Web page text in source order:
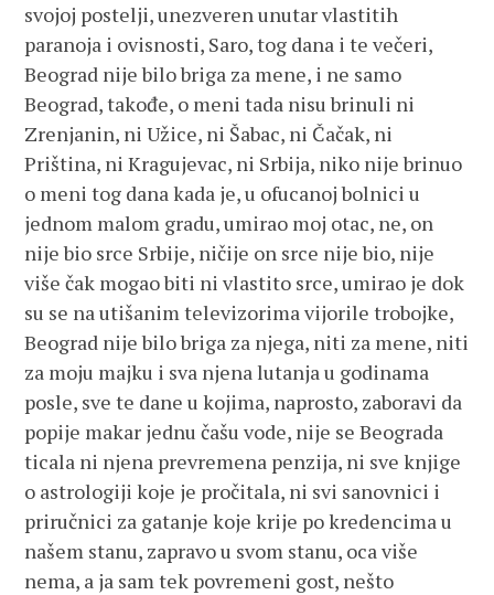
svojoj postelji, unezveren unutar vlastitih
paranoja i ovisnosti, Saro, tog dana i te večeri,
Beograd nije bilo briga za mene, i ne samo
Beograd, takođe, o meni tada nisu brinuli ni
Zrenjanin, ni Užice, ni Šabac, ni Čačak, ni
Priština, ni Kragujevac, ni Srbija, niko nije brinuo
o meni tog dana kada je, u ofucanoj bolnici u
jednom malom gradu, umirao moj otac, ne, on
nije bio srce Srbije, ničije on srce nije bio, nije
više čak mogao biti ni vlastito srce, umirao je dok
su se na utišanim televizorima vijorile trobojke,
Beograd nije bilo briga za njega, niti za mene, niti
za moju majku i sva njena lutanja u godinama
posle, sve te dane u kojima, naprosto, zaboravi da
popije makar jednu čašu vode, nije se Beograda
ticala ni njena prevremena penzija, ni sve knjige
o astrologiji koje je pročitala, ni svi sanovnici i
priručnici za gatanje koje krije po kredencima u
našem stanu, zapravo u svom stanu, oca više
nema, a ja sam tek povremeni gost, nešto